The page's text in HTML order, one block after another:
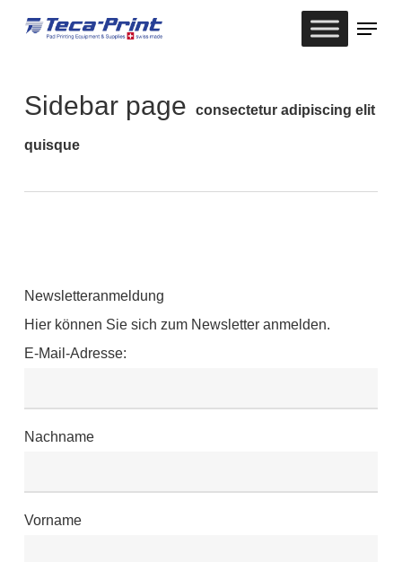
content
Menu
Sidebar page consectetur adipiscing elit
quisque
Newsletteranmeldung
Hier können Sie sich zum Newsletter anmelden.
E-Mail-Adresse:
Nachname
Vorname